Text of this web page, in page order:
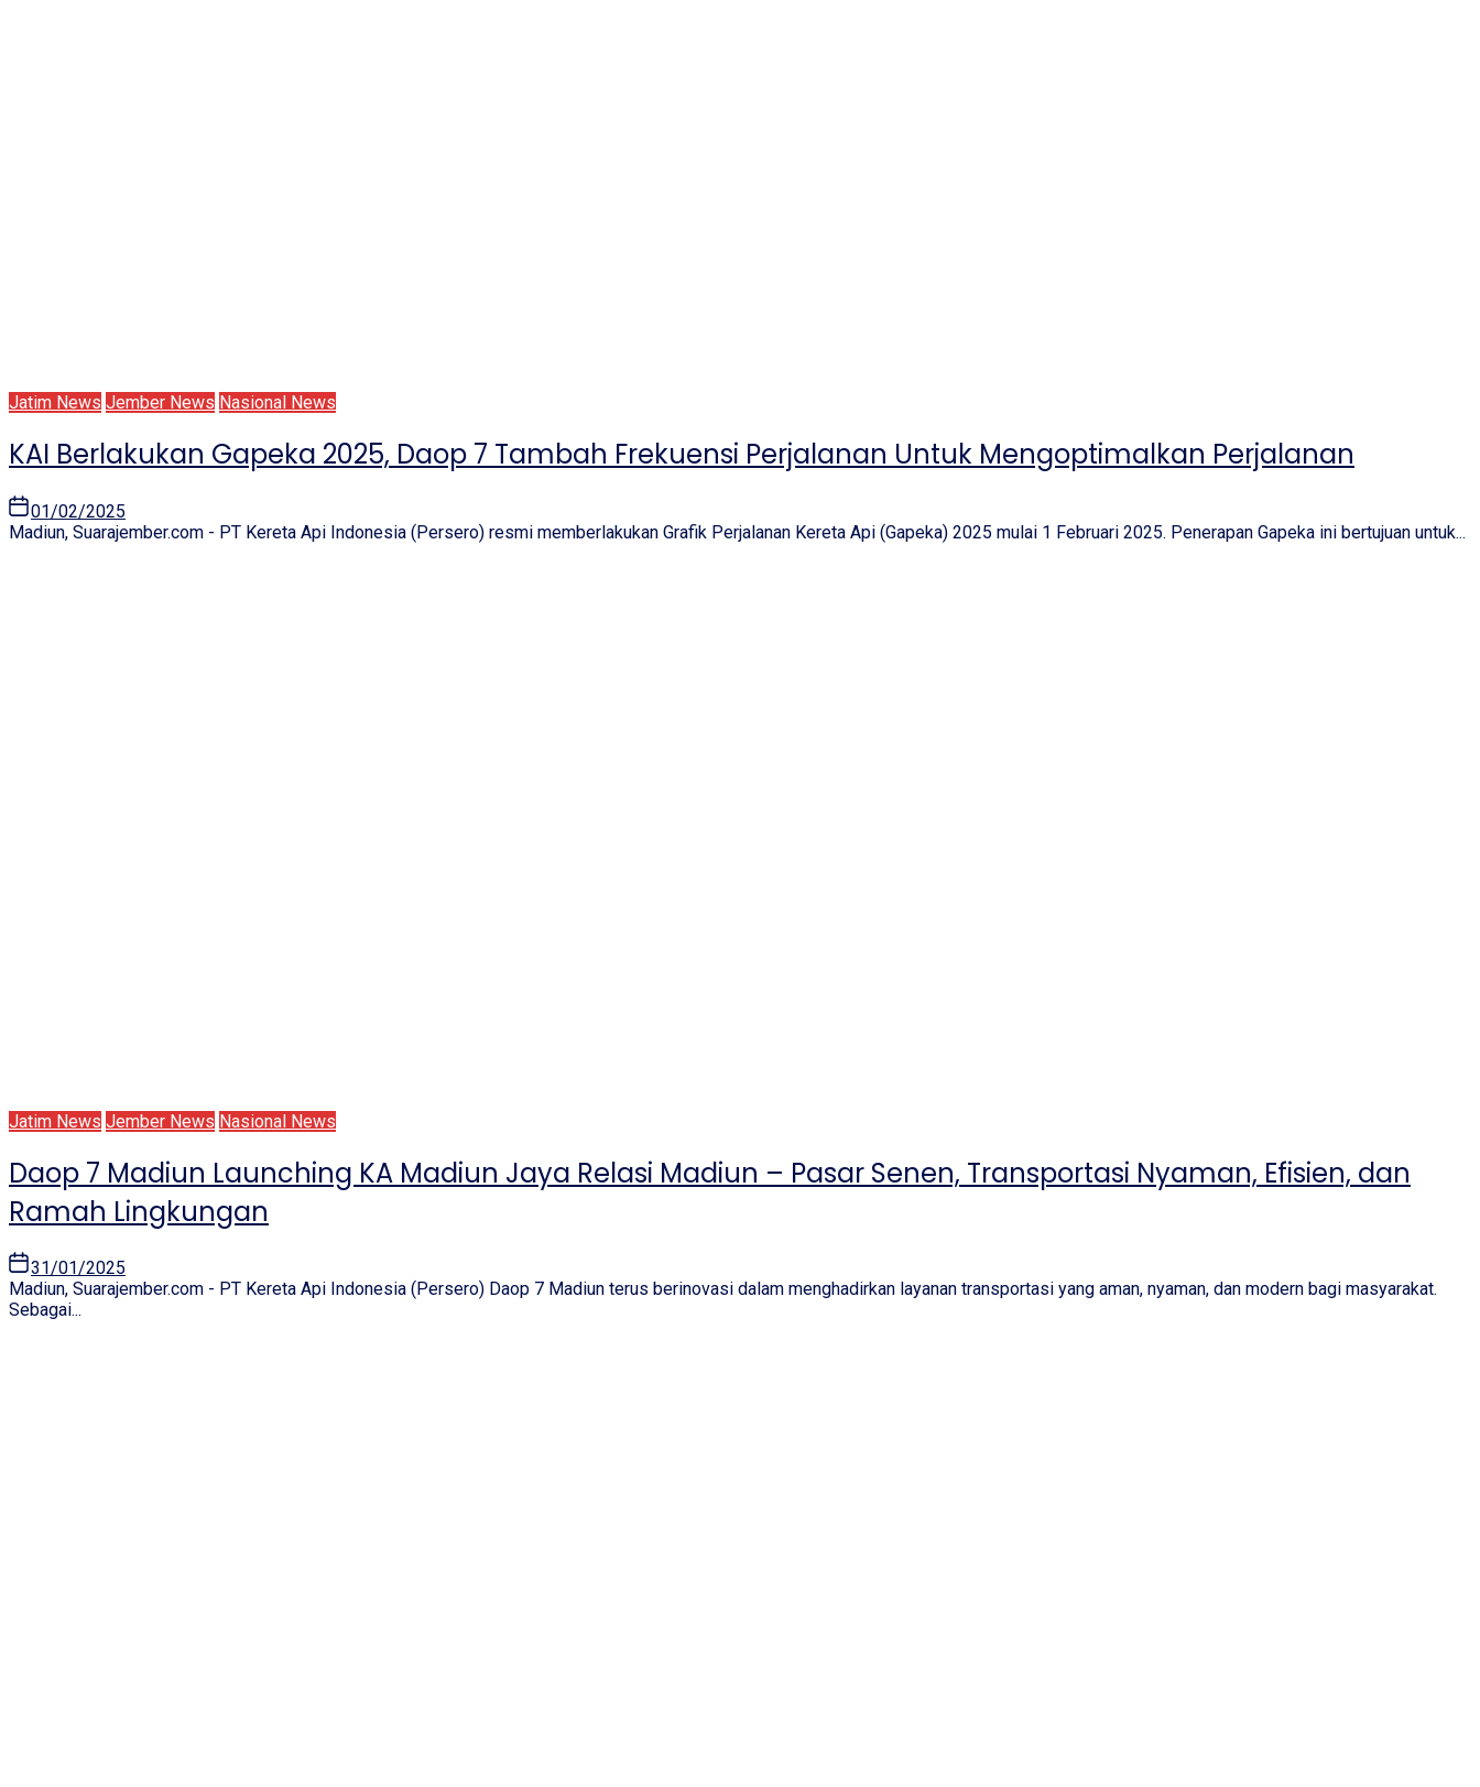
Jatim News Jember News Nasional News
KAI Berlakukan Gapeka 2025, Daop 7 Tambah Frekuensi Perjalanan Untuk Mengoptimalkan Perjalanan
01/02/2025
Madiun, Suarajember.com - PT Kereta Api Indonesia (Persero) resmi memberlakukan Grafik Perjalanan Kereta Api (Gapeka) 2025 mulai 1 Februari 2025. Penerapan Gapeka ini bertujuan untuk...
Jatim News Jember News Nasional News
Daop 7 Madiun Launching KA Madiun Jaya Relasi Madiun – Pasar Senen, Transportasi Nyaman, Efisien, dan
Ramah Lingkungan
31/01/2025
Madiun, Suarajember.com - PT Kereta Api Indonesia (Persero) Daop 7 Madiun terus berinovasi dalam menghadirkan layanan transportasi yang aman, nyaman, dan modern bagi masyarakat.
Sebagai...